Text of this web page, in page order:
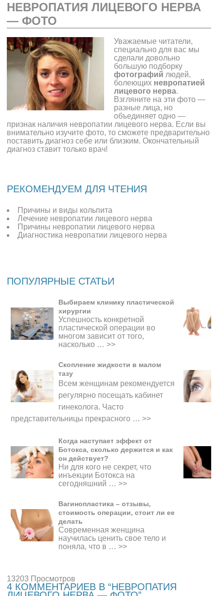
НЕВРОПАТИЯ ЛИЦЕВОГО НЕРВА
— ФОТО
Уважаемые читатели,
специально для вас мы
сделали довольно
большую подборку
фотографий людей,
болеющих невропатией
лицевого нерва.
Взгляните на эти фото —
разные лица, но
объединяет одно —
признак наличия невропатии лицевого нерва. Если вы
внимательно изучите фото, то сможете предварительно
поставить диагноз себе или близким. Окончательный
диагноз ставит только врач!
РЕКОМЕНДУЕМ ДЛЯ ЧТЕНИЯ
Причины и виды кольпита
Лечение невропатии лицевого нерва
Причины невропатии лицевого нерва
Диагностика невропатии лицевого нерва
ПОПУЛЯРНЫЕ СТАТЬИ
Выбираем клинику пластической
хирургии
Успешность конкретной
пластической операции во
многом зависит от того,
насколько … >>
Скопление жидкости в малом
тазу
Всем женщинам рекомендуется
регулярно посещать кабинет
гинеколога. Часто
представительницы прекрасного … >>
Когда наступает эффект от
Ботокса, сколько держится и как
он действует?
Ни для кого не секрет, что
инъекции Ботокса на
сегодняшний … >>
Вагинопластика – отзывы,
стоимость операции, стоит ли ее
делать
Современная женщина
научилась ценить свое тело и
поняла, что в … >>
13203 Просмотров
4 КОММЕНТАРИЕВ В “НЕВРОПАТИЯ